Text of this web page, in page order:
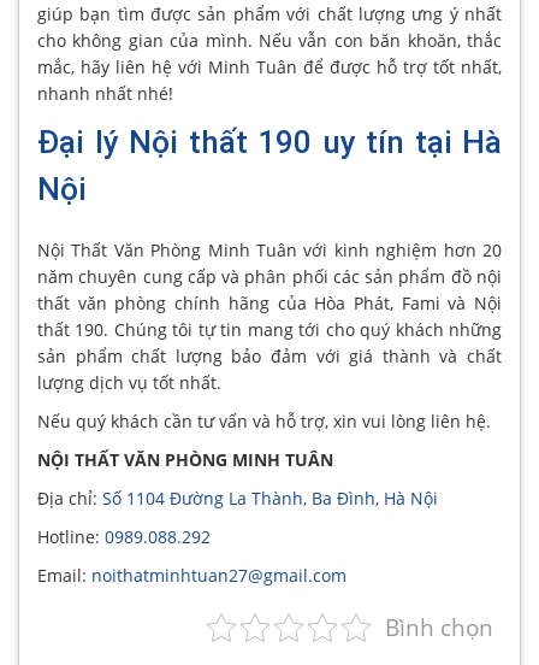
giúp bạn tìm được sản phẩm với chất lượng ưng ý nhất
cho không gian của mình. Nếu vẫn con băn khoăn, thắc
mắc, hãy liên hệ với Minh Tuân để được hỗ trợ tốt nhất,
nhanh nhất nhé!
Đại lý Nội thất 190 uy tín tại Hà
Nội
Nội Thất Văn Phòng Minh Tuân với kinh nghiệm hơn 20
năm chuyên cung cấp và phân phối các sản phẩm đồ nội
thất văn phòng chính hãng của Hòa Phát, Fami và Nội
thất 190. Chúng tôi tự tin mang tới cho quý khách những
sản phẩm chất lượng bảo đảm với giá thành và chất
lượng dịch vụ tốt nhất.
Nếu quý khách cần tư vấn và hỗ trợ, xin vui lòng liên hệ.
NỘI THẤT VĂN PHÒNG MINH TUÂN
Địa chỉ: Số 1104 Đường La Thành, Ba Đình, Hà Nội
Hotline: 0989.088.292
Email: noithatminhtuan27@gmail.com
Bình chọn